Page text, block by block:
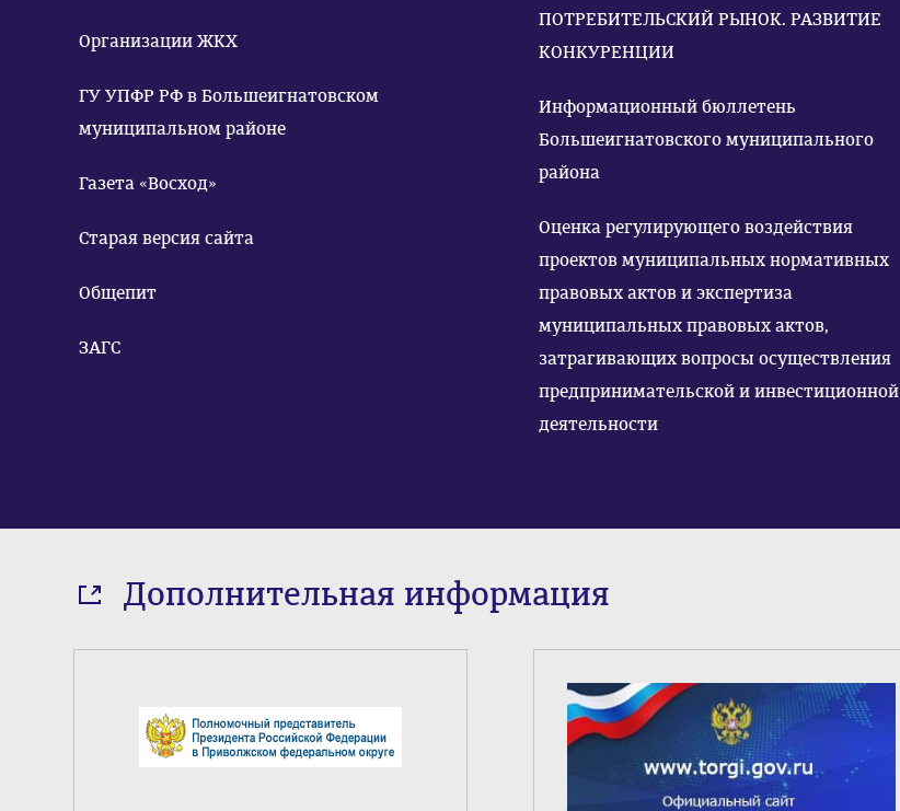
Организации ЖКХ
ГУ УПФР РФ в Большеигнатовском
муниципальном районе
Газета «Восход»
Старая версия сайта
Общепит
ЗАГС
ПОТРЕБИТЕЛЬСКИЙ РЫНОК. РАЗВИТИЕ
КОНКУРЕНЦИИ
Информационный бюллетень
Большеигнатовского муниципального
района
Оценка регулирующего воздействия
проектов муниципальных нормативных
правовых актов и экспертиза
муниципальных правовых актов,
затрагивающих вопросы осуществления
предпринимательской и инвестиционной
деятельности
Дополнительная информация